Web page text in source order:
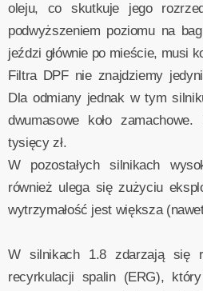
oleju, co skutkuje jego
podwyższeniem poziomu na
jeździ głównie po mieście, musi
Filtra DPF nie znajdziemy
Dla odmiany jednak w tym
dwumasowe koło
tysięcy zł.
W pozostałych silnikach
również ulega się zużyciu
wytrzymałość jest większa
W silnikach 1.8 zdarzają się
recyrkulacji spalin (ERG),